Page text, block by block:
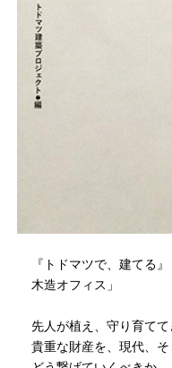
『トドマツで、建てる
木造オフィス」
先人が植え、守り育てて
貴重な財産を、現代、そ